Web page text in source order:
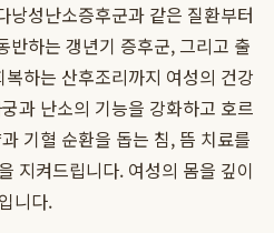
낭성난소증후군과 같은 질환부터
반하는 갱년기 증후군, 그리고 출
하는 산후조리까지 여성의 건강
과 난소의 기능을 강화하고 호르
기혈 순환을 돕는 침, 뜸 치료를
지켜드립니다. 여성의 몸을 깊이
니다.